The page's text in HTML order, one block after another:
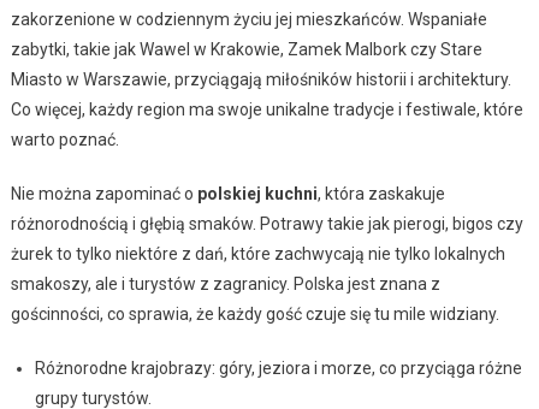
zakorzenione w codziennym życiu jej mieszkańców. Wspaniałe
zabytki, takie jak Wawel w Krakowie, Zamek Malbork czy Stare
Miasto w Warszawie, przyciągają miłośników historii i architektury.
Co więcej, każdy region ma swoje unikalne tradycje i festiwale, które
warto poznać.
Nie można zapominać o polskiej kuchni, która zaskakuje
różnorodnością i głębią smaków. Potrawy takie jak pierogi, bigos czy
żurek to tylko niektóre z dań, które zachwycają nie tylko lokalnych
smakoszy, ale i turystów z zagranicy. Polska jest znana z
gościnności, co sprawia, że każdy gość czuje się tu mile widziany.
Różnorodne krajobrazy: góry, jeziora i morze, co przyciąga różne
grupy turystów.